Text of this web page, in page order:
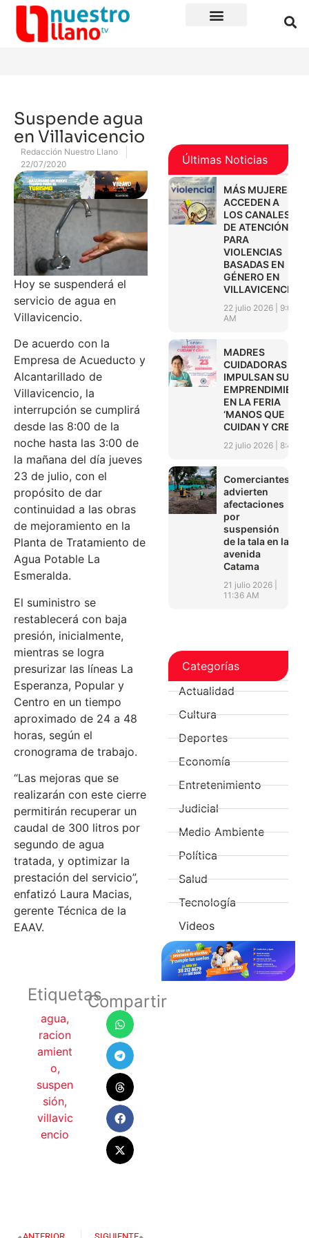
Suspende agua
en Villavicencio
Redacción Nuestro Llano
22/07/2020
Hoy se suspenderá el
servicio de agua en
Villavicencio.
De acuerdo con la
Empresa de Acueducto y
Alcantarillado de
Villavicencio, la
interrupción se cumplirá
desde las 8:00 de la
noche hasta las 3:00 de
la mañana del día jueves
23 de julio, con el
propósito de dar
continuidad a las obras
de mejoramiento en la
Planta de Tratamiento de
Agua Potable La
Esmeralda.
El suministro se
restablecerá con baja
presión, inicialmente,
mientras se logra
presurizar las líneas La
Esperanza, Popular y
Centro en un tiempo
aproximado de 24 a 48
horas, según el
cronograma de trabajo.
“Las mejoras que se
realizarán con este cierre
permitirán recuperar un
caudal de 300 litros por
segundo de agua
tratada, y optimizar la
prestación del servicio”,
enfatizó Laura Macias,
gerente Técnica de la
EAAV.
Etiquetas
agua,
racion
amient
o,
suspen
sión,
villavic
encio
Compartir
Últimas Noticias
MÁS MUJERES
ACCEDEN A
LOS CANALES
DE ATENCIÓN
PARA
VIOLENCIAS
BASADAS EN
GÉNERO EN
VILLAVICENCIO
22 julio 2026
9:01
AM
MADRES
CUIDADORAS
IMPULSAN SUS
EN LA FERIA
‘MANOS QUE
CUIDAN Y CREAN’
22 julio 2026 8:45
Comerciantes
advierten
afectaciones
por
suspensión
de la tala en la
avenida
Catama
21 julio 2026
11:36 AM
Categorías
Actualidad
Cultura
Deportes
Economía
Entretenimiento
Judicial
Medio Ambiente
Política
Salud
Tecnología
Videos